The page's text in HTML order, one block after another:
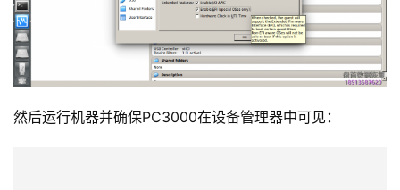
然后运行机器并确保PC3000在设备管理器中可见：